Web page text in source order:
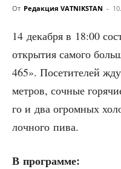
От Редакция VATNIKSTAN -
14 декаб­ря в 18:00
откры­тия само­го
465». Посе­ти­те­лей
мет­ров, соч­ные
го и два огром­ных
лоч­но­го пива.
В про­грам­ме: